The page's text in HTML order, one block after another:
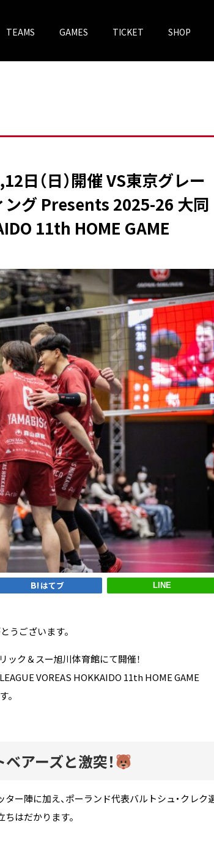
TEAMS GAMES TICKET
チケットV
VOREAS MEGASTORE
SHOP
日（日）開催 VS東京グレー
ング Presents 2025-26 大同
11th HOME GAME
はてブ LINE
うございます。
ク＆スー旭川体育館にて開催！
VOREAS HOKKAIDO 11th HOME GAME
。
アーズと激突！
ー陣に加え、ポーランド代表バルトシュ・クレク
はだかります。